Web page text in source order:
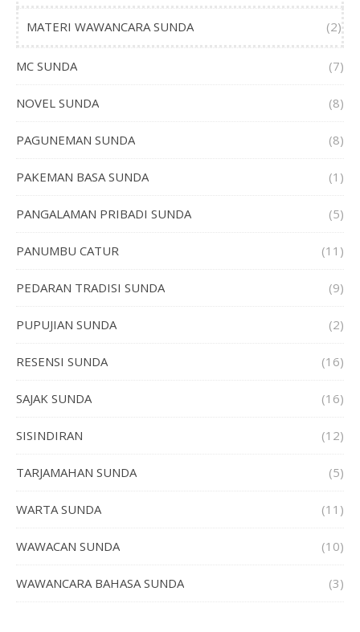
MATERI WAWANCARA SUNDA (2)
MC SUNDA (7)
NOVEL SUNDA (8)
PAGUNEMAN SUNDA (8)
PAKEMAN BASA SUNDA (1)
PANGALAMAN PRIBADI SUNDA (5)
PANUMBU CATUR (11)
PEDARAN TRADISI SUNDA (9)
PUPUJIAN SUNDA (2)
RESENSI SUNDA (16)
SAJAK SUNDA (16)
SISINDIRAN (12)
TARJAMAHAN SUNDA (5)
WARTA SUNDA (11)
WAWACAN SUNDA (10)
WAWANCARA BAHASA SUNDA (3)